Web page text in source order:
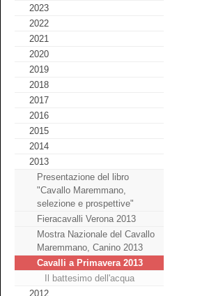
2023
2022
2021
2020
2019
2018
2017
2016
2015
2014
2013
Presentazione del libro
"Cavallo Maremmano,
selezione e prospettive"
Fieracavalli Verona 2013
Mostra Nazionale del Cavallo
Maremmano, Canino 2013
Cavalli a Primavera 2013
Il battesimo dell'acqua
2012